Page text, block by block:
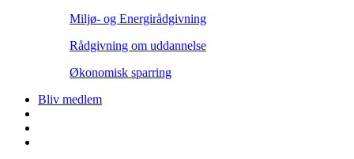
Miljø- og Energirådgivning
Rådgivning om uddannelse
Økonomisk sparring
Bliv medlem